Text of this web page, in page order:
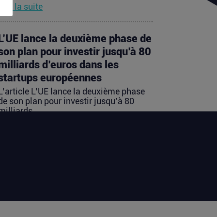
Lire la suite
lance la deuxième phase de
plan pour investir jusqu’à 80
d’euros dans les
européennes
L’UE lance la deuxième phase
son plan pour investir jusqu’à 80